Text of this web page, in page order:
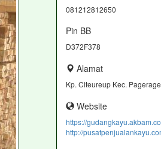
081212812650
Pin BB
D372F378
Alamat
Kp. Citeureup Kec.
Website
https://
http://